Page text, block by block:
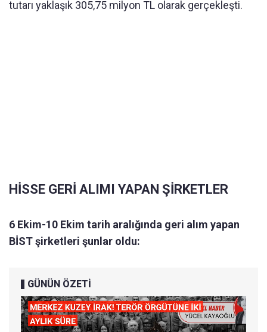
tutarı yaklaşık 305,75 milyon TL olarak gerçekleşti.
HİSSE GERİ ALIMI YAPAN ŞİRKETLER
6 Ekim-10 Ekim tarih aralığında geri alım yapan
BİST şirketleri şunlar oldu:
GÜNÜN ÖZETİ